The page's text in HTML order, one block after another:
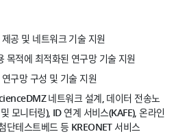
공 및 네트워크 기술 지원
목적에 최적화된 연구망 기술 지원
구망 구성 및 기술 지원
네트워크 설계, 데이터 전송노
모니터링), ID 연계 서비스(KAFE), 온라인
테스트베드 등 KREONET 서비스